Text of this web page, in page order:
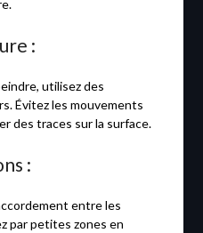
:
utilisez des
Évitez les mouvements
des traces sur la surface.
:
entre les
par petites zones en